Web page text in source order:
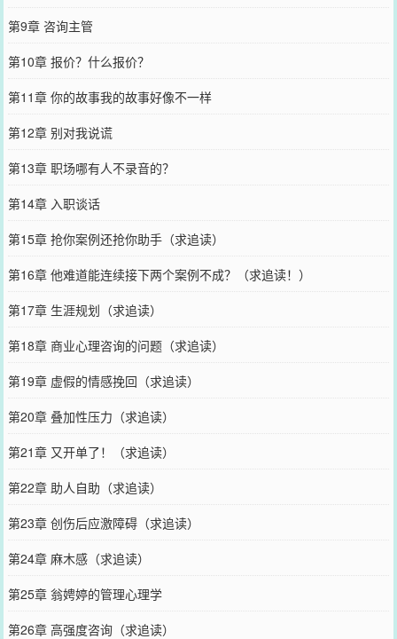
第9章 咨询主管
第10章 报价？什么报价？
第11章 你的故事我的故事好像不一样
第12章 别对我说谎
第13章 职场哪有人不录音的？
第14章 入职谈话
第15章 抢你案例还抢你助手（求追读）
第16章 他难道能连续接下两个案例不成？（求追读！）
第17章 生涯规划（求追读）
第18章 商业心理咨询的问题（求追读）
第19章 虚假的情感挽回（求追读）
第20章 叠加性压力（求追读）
第21章 又开单了！（求追读）
第22章 助人自助（求追读）
第23章 创伤后应激障碍（求追读）
第24章 麻木感（求追读）
第25章 翁娉婷的管理心理学
第26章 高强度咨询（求追读）